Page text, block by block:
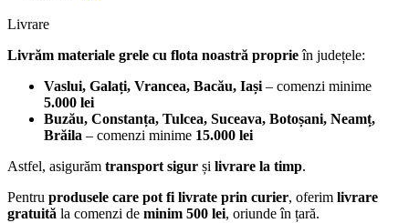
Livrare
Livrăm materiale grele cu flota noastră proprieîn județele:
Vaslui, Galați, Vrancea, Bacău, Iași– comenzi minime
5.000 lei
Buzău, Constanța, Tulcea, Suceava, Botoșani, Neamț,
Brăila – comenzi minime 15.000 lei
Astfel, asigurăm transport sigur și livrare la timp.
Pentru produsele care pot fi livrate prin curier, oferim livrare
gratuită la comenzi de minim 500 lei, oriunde în țară.